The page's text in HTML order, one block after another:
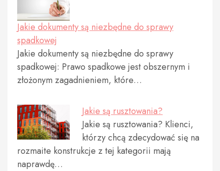
Jakie dokumenty są niezbędne do sprawy
spadkowej
Jakie dokumenty są niezbędne do sprawy
spadkowej: Prawo spadkowe jest obszernym i
złożonym zagadnieniem, które…
Jakie są rusztowania?
Jakie są rusztowania? Klienci,
którzy chcą zdecydować się na
rozmaite konstrukcje z tej kategorii mają
naprawdę…